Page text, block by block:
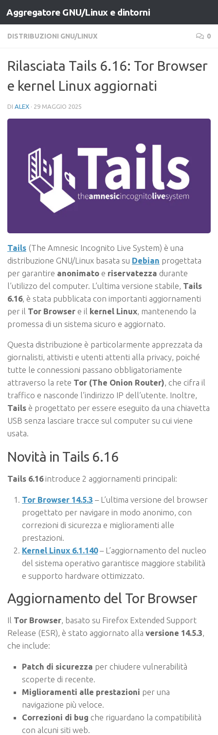
Salta al contenuto
Aggregatore GNU/Linux e dintorni
DISTRIBUZIONI GNU/LINUX 0
Rilasciata Tails 6.16: Tor Browser
e kernel Linux aggiornati
DI ALEX · 29 MAGGIO 2025
Tails (The Amnesic Incognito Live System) è una
distribuzione GNU/Linux basata su Debian progettata
per garantire anonimato e riservatezza durante
l’utilizzo del computer. L’ultima versione stabile, Tails
6.16, è stata pubblicata con importanti aggiornamenti
per il Tor Browser e il kernel Linux , mantenendo la
promessa di un sistema sicuro e aggiornato.
Questa distribuzione è particolarmente apprezzata da
giornalisti, attivisti e utenti attenti alla privacy, poiché
tutte le connessioni passano obbligatoriamente
attraverso la rete Tor (The Onion Router), che cifra il
traffico e nasconde l’indirizzo IP dell’utente. Inoltre,
Tails è progettato per essere eseguito da una chiavetta
USB senza lasciare tracce sul computer su cui viene
usata.
Novità in Tails 6.16
Tails 6.16introduce 2 aggiornamenti principali:
Tor Browser 14.5.3 – L’ultima versione del browser
progettato per navigare in modo anonimo, con
correzioni di sicurezza e miglioramenti alle
prestazioni.
Kernel Linux 6.1.140– L’aggiornamento del nucleo
del sistema operativo garantisce maggiore stabilità
e supporto hardware ottimizzato.
Aggiornamento del Tor Browser
Il Tor Browser, basato su Firefox Extended Support
Release (ESR), è stato aggiornato alla versione 14.5.3,
che include:
Patch di sicurezza per chiudere vulnerabilità
scoperte di recente.
Miglioramenti alle prestazioni per una
navigazione più veloce.
Correzioni di bug che riguardano la compatibilità
con alcuni siti web.